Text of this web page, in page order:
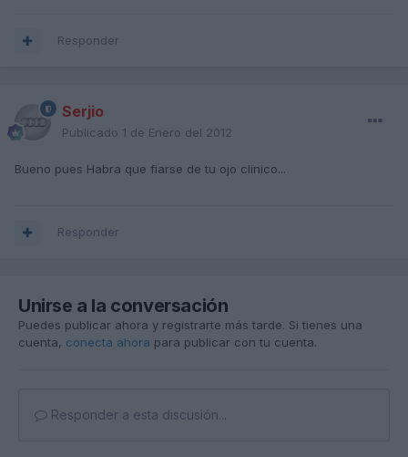
Responder
Serjio
Publicado 1 de Enero del 2012
Bueno pues Habra que fiarse de tu ojo clinico...
Responder
Unirse a la conversación
Puedes publicar ahora y registrarte más tarde. Si tienes una
cuenta, conecta ahora para publicar con tu cuenta.
Responder a esta discusión...